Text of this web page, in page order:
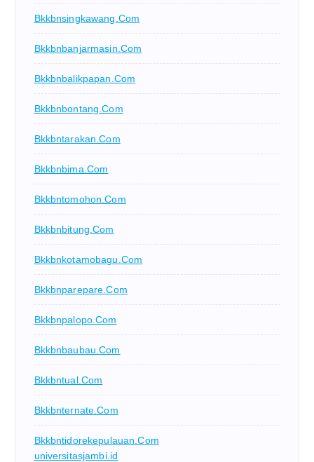
Bkkbnsingkawang.com
Bkkbnbanjarmasin.com
Bkkbnbalikpapan.com
Bkkbnbontang.com
Bkkbntarakan.com
Bkkbnbima.com
Bkkbntomohon.com
Bkkbnbitung.com
Bkkbnkotamobagu.com
Bkkbnparepare.com
Bkkbnpalopo.com
Bkkbnbaubau.com
Bkkbntual.com
Bkkbnternate.com
Bkkbntidorekepulauan.com
universitasjambi.id